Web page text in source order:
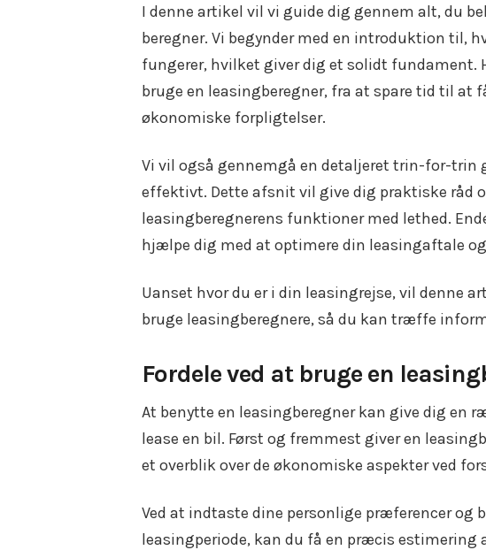
I denne artikel vil vi guide dig gennem alt, du
beregner. Vi begynder med en introduktion til,
fungerer, hvilket giver dig et solidt fundament.
bruge en leasingberegner, fra at spare tid til at
økonomiske forpligtelser.
Vi vil også gennemgå en detaljeret trin-for-trin
effektivt. Dette afsnit vil give dig praktiske råd
leasingberegnerens funktioner med lethed.
hjælpe dig med at optimere din leasingaftale
Uanset hvor du er i din leasingrejse, vil denne
bruge leasingberegnere, så du kan træffe
Fordele ved at bruge en
At benytte en leasingberegner kan give dig en
lease en bil. Først og fremmest giver en
et overblik over de økonomiske aspekter ved
Ved at indtaste dine personlige præferencer og
leasingperiode, kan du få en præcis